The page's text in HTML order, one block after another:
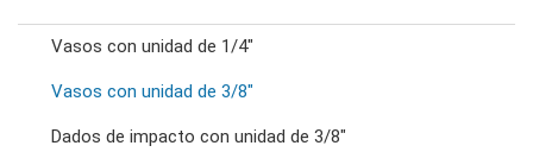
llaves de doble estrella
llaves de trinquete de doble anillo
Mangos y trinquetes con accionamiento de 1/4"
Vasos con unidad de 1/4"
Vasos con unidad de 3/8"
Dados de impacto con unidad de 3/8"